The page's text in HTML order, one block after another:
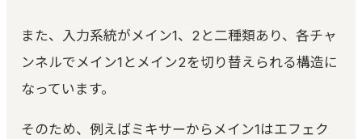
また、入力系統がメイン1、2と二種類あり、各チャ
ンネルでメイン1とメイン2を切り替えられる構造に
なっています。
そのため、例えばミキサーからメイン1はエフェク